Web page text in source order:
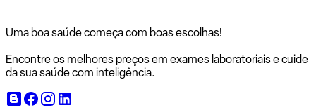
Uma boa saúde começa com boas escolhas!
Encontre os melhores preços em exames laboratoriais e cuide
da sua saúde com inteligência.